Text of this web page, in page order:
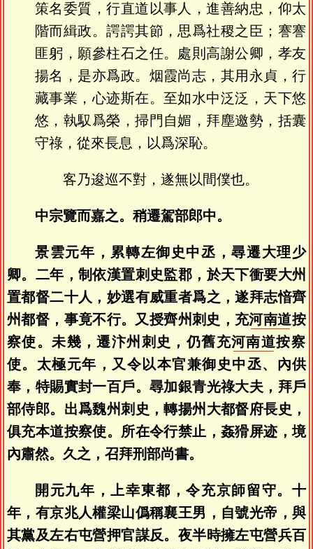
策名委質，行直道以事人，進善納忠，仰太
階而緝政。諤諤其節，思爲社稷之臣；謇謇
匪躬，願參柱石之任。處則高謝公卿，孝友
揚名，是亦爲政。烟霞尚志，其用永貞，行
藏事業，心迹斯在。至如水中泛泛，天下悠
悠，執馭爲榮，掃門自媚，拜塵邀勢，括囊
守祿，從來長息，以爲深恥。
客乃逡巡不對，遂無以間僕也。
中宗覽而嘉之。稍遷駕部郎中。
景雲元年，累轉左御史中丞，尋遷大理少
卿。二年，制依漢置刺史監郡，於天下衝要大州
置都督二十人，妙選有威重者爲之，遂拜志愔齊
州都督，事竟不行。又授齊州刺史，充河南道按
察使。未幾，遷汴州刺史，仍舊充河南道按察
使。太極元年，又令以本官兼御史中丞、內供
奉，特賜實封一百戶。尋加銀青光祿大夫，拜戶
部侍郎。出爲魏州刺史，轉揚州大都督府長史，
俱充本道按察使。所在令行禁止，姦猾屏迹，境
內肅然。久之，召拜刑部尚書。
開元九年，上幸東都，令充京師留守。十
年，有京兆人權梁山僞稱襄王男，自號光帝，與
其黨及左右屯營押官謀反。夜半時擁左屯營兵百